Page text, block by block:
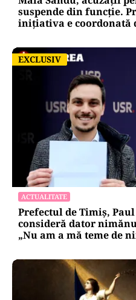
suspende din funcție.
inițiativa e coordonată
EXCLUSIV
EXCLUSIV
ACTUALITATE
Prefectul de Timiș,
consideră dator
„Nu am a mă teme de